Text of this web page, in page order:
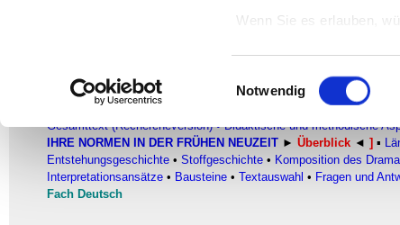
Wenn Sie es erlauben,
Ihr Gerät durch
Erfahren Sie mehr
Präferenzen im
Wir verwenden Cookies,
Einwilligungsauswahl
Notwendig
FACHBEREICH DEUTSCH
Glossar● AUTORINNEN UND AUTOREN ▪
Gesamttext (Rechercheversion) •Didaktische und methodische
IHRE NORMEN IN DER FRÜHEN NEUZEIT ► Überblick ◄ ] ▪
Entstehungsgeschichte • Stoffgeschichte • Komposition des
Interpretationsansätze • Bausteine • Textauswahl • Fragen und
Fach Deutsch